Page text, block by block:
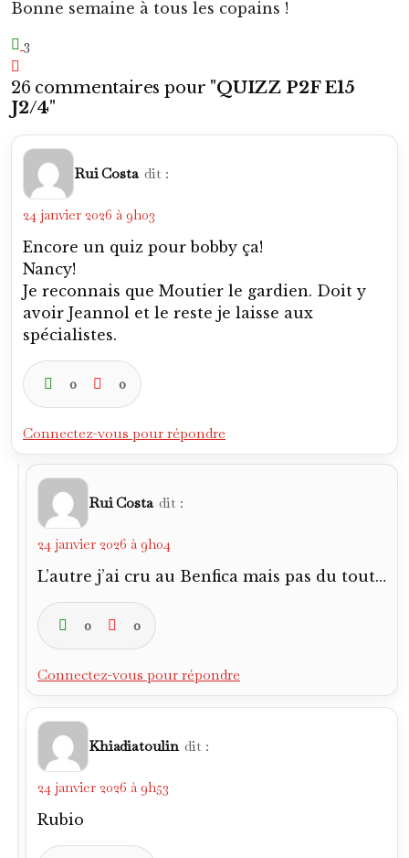
Bonne semaine à tous les copains !
3
26 commentaires pour "QUIZZ P2F E15
J2/4"
Rui Costa dit :
24 janvier 2026 à 9h03
Encore un quiz pour bobby ça!
Nancy!
Je reconnais que Moutier le gardien. Doit y
avoir Jeannol et le reste je laisse aux
spécialistes.
0 0
Connectez-vous pour répondre
Rui Costa dit :
24 janvier 2026 à 9h04
L’autre j’ai cru au Benfica mais pas du tout…
0 0
Connectez-vous pour répondre
Khiadiatoulin dit :
24 janvier 2026 à 9h53
Rubio